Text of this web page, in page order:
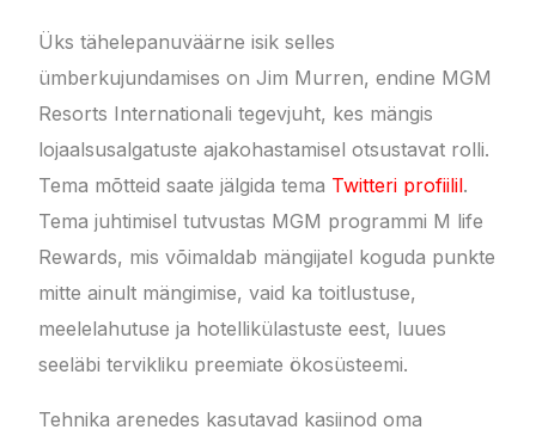
Üks tähelepanuväärne isik selles
ümberkujundamises on Jim Murren, endine MGM
Resorts Internationali tegevjuht, kes mängis
lojaalsusalgatuste ajakohastamisel otsustavat rolli.
Tema mõtteid saate jälgida tema Twitteri profiilil.
Tema juhtimisel tutvustas MGM programmi M life
Rewards, mis võimaldab mängijatel koguda punkte
mitte ainult mängimise, vaid ka toitlustuse,
meelelahutuse ja hotellikülastuste eest, luues
seeläbi tervikliku preemiate ökosüsteemi.
Tehnika arenedes kasutavad kasiinod oma